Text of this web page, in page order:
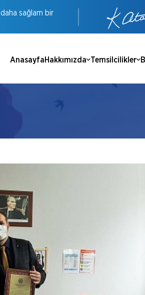
daha sağlam bir
AnasayfaHakkımızda Temsilcilikler